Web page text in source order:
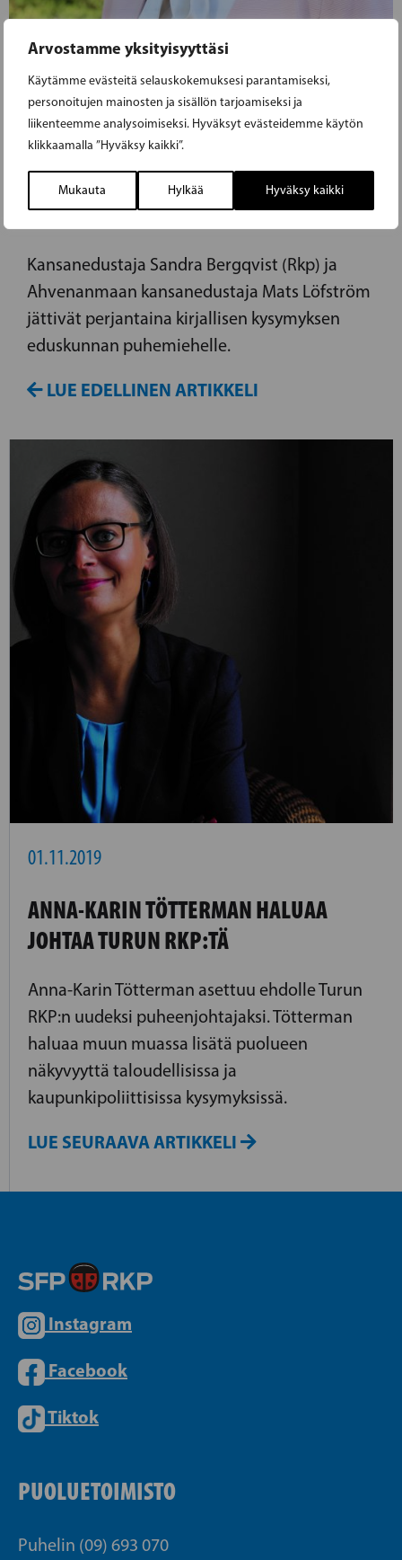
Arvostamme yksityisyyttäsi
Käytämme evästeitä selauskokemuksesi parantamiseksi,
personoitujen mainosten ja sisällön tarjoamiseksi ja
liikenteemme analysoimiseksi. Hyväksyt evästeidemme käytön
klikkaamalla ”Hyväksy kaikki”.
Mukauta Hylkää Hyväksy kaikki
25.10.2019
KANSANEDUSTAJA SANDRA BERGQVIST
HALUAA LÖYTÄÄ RATKAISUN
KIINTEISTOVEROJEN
SOKKIKOROTUKSIIN SAARISTOSSA
Kansanedustaja Sandra Bergqvist (Rkp) ja
Ahvenanmaan kansanedustaja Mats Löfström
jättivät perjantaina kirjallisen kysymyksen
eduskunnan puhemiehelle.
LUE EDELLINEN ARTIKKELI
01.11.2019
ANNA-KARIN TÖTTERMAN HALUAA
JOHTAA TURUN RKP:TÄ
Anna-Karin Tötterman asettuu ehdolle Turun
RKP:n uudeksi puheenjohtajaksi. Tötterman
haluaa muun muassa lisätä puolueen
näkyvyyttä taloudellisissa ja
kaupunkipoliittisissa kysymyksissä.
LUE SEURAAVA ARTIKKELI
Instagram
Facebook
Tiktok
PUOLUETOIMISTO
Puhelin (09) 693 070